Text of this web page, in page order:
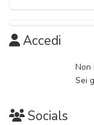
Accedi
Non
Sei
Socials